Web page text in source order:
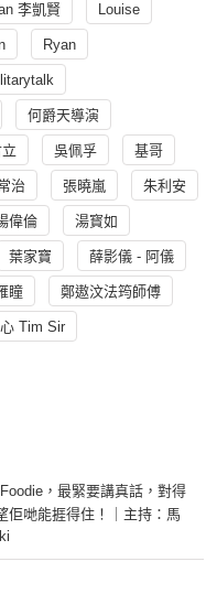
李凱賢 Louise
Ryan
何爵天導演
吳佩孚 基哥
治 張曉嵐 朱利安
偉倫 湯寳如
葉家寶 薛影儀 - 阿儀
瞳 鄭遨汶法筠師傅
Tim Sir
，最緊要講真話，對得
佢哋能捱得住！｜主持：馬